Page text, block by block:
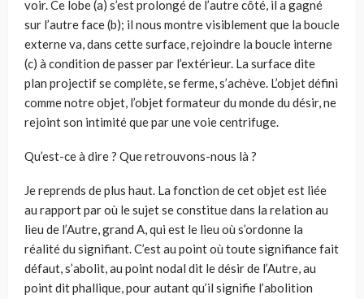
voir. Ce lobe (a) s’est prolongé de l’autre côté, il a gagné
sur l’autre face (b); il nous montre visiblement que la boucle
externe va, dans cette surface, rejoindre la boucle interne
(c) à condition de passer par l’extérieur. La surface dite
plan projectif se complète, se ferme, s’achève. L’objet défini
comme notre objet, l’objet formateur du monde du désir, ne
rejoint son intimité que par une voie centrifuge.
Qu’est-ce à dire ? Que retrouvons-nous là ?
Je reprends de plus haut. La fonction de cet objet est liée
au rapport par où le sujet se constitue dans la relation au
lieu de l’Autre, grand A, qui est le lieu où s’ordonne la
réalité du signifiant. C’est au point où toute signifiance fait
défaut, s’abolit, au point nodal dit le désir de l’Autre, au
point dit phallique, pour autant qu’il signifie l’abolition